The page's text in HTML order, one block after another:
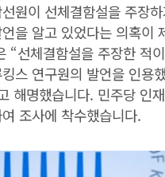
원이 선체결함설을 주장
을 알고 있었다는 의혹이
“선체결함설을 주장한 적
스 연구원의 발언을 인용
해명했습니다. 민주당 인
조사에 착수했습니다.